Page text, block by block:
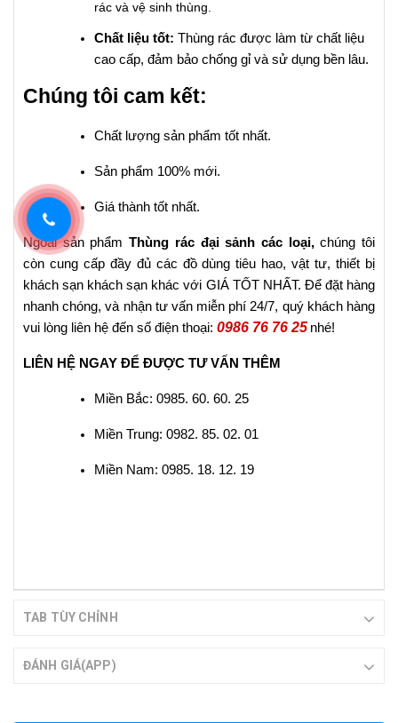
rác và vệ sinh thùng.
Chất liệu tốt: Thùng rác được làm từ chất liệu
cao cấp, đảm bảo chống gỉ và sử dụng bền lâu.
Chúng tôi cam kết:
Chất lượng sản phẩm tốt nhất.
Sản phẩm 100% mới.
Giá thành tốt nhất.
Ngoài sản phẩm Thùng rác đại sảnh các loại,chúng tôi
còn cung cấp đầy đủ các đồ dùng tiêu hao, vật tư, thiết bị
khách sạn khách sạn khác với GIÁ TỐT NHẤT. Để đặt hàng
nhanh chóng, và nhận tư vấn miễn phí 24/7, quý khách hàng
vui lòng liên hệ đến số điện thoại: 0986 76 76 25 nhé!
LIÊN HỆ NGAY ĐỂ ĐƯỢC TƯ VẤN THÊM
Miền Bắc: 0985. 60. 60. 25
Miền Trung: 0982. 85. 02. 01
Miền Nam: 0985. 18. 12. 19
TAB TÙY CHỈNH
ĐÁNH GIÁ(APP)